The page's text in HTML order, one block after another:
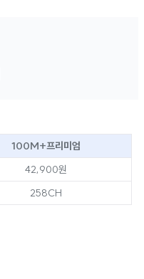
100M+프리미엄
42,900원
258CH